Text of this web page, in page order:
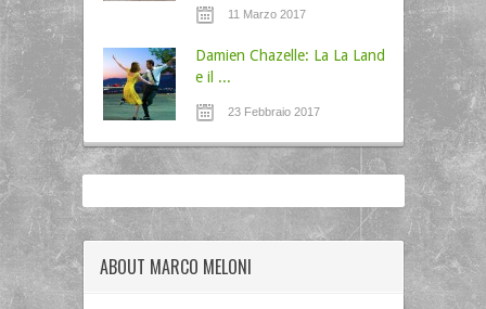
11 Marzo 2017
Damien Chazelle: La La Land
e il ...
23 Febbraio 2017
ABOUT MARCO MELONI